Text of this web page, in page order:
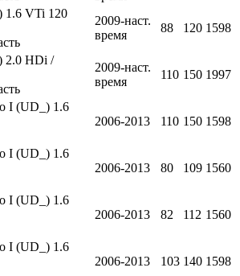
1.6 VTi 120
2009-наст.
время
88 120 1598
2.0 HDi /
2009-наст.
время
110 150 1997
I (UD_) 1.6
2006-2013 110 150 1598
I (UD_) 1.6
2006-2013 80 109 1560
I (UD_) 1.6
2006-2013 82 112 1560
I (UD_) 1.6
2006-2013 103 140 1598